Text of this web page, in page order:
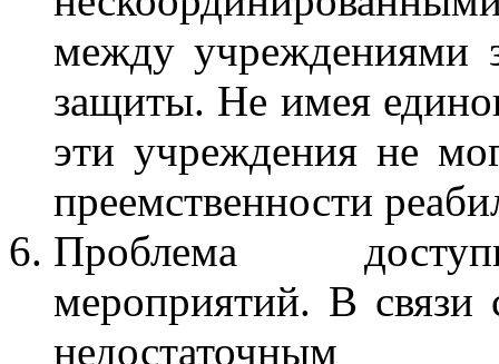
между учреждениями
защиты. Не имея
эти учреждения не
преемственности
Проблема
мероприятий. В связи